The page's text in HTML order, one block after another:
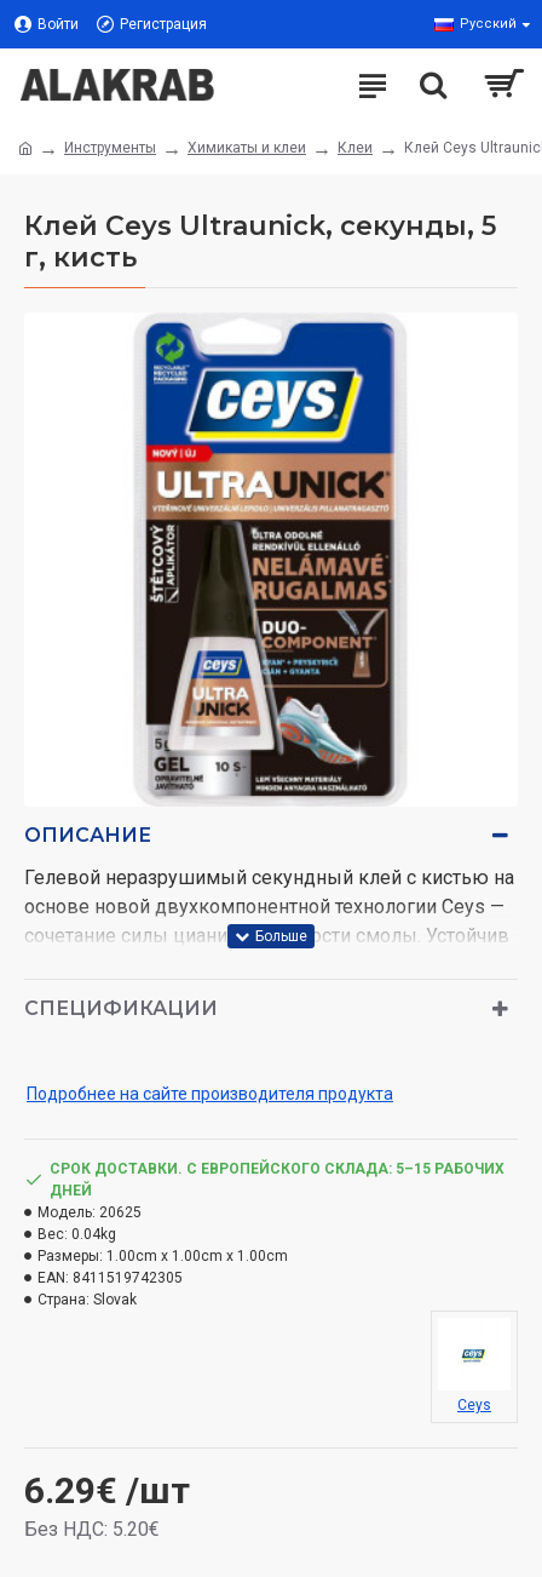
Войти Регистрация Русский
Инструменты Химикаты и клеи Клеи Клей Ceys
Клей Ceys Ultraunick, секунды, 5
г, кисть
ОПИСАНИЕ
Гелевой неразрушимый секундный клей с кистью на
основе новой двухкомпонентной технологии Ceys —
сочетание силы цианида и гибкости смолы. Устойчив
применения. Гель для вертикального склеивания и
отслаивается.
СПЕЦИФИКАЦИИ
Подробнее на сайте производителя продукта
6.29€ /шт
Без НДС: 5.20€
СРОК ДОСТАВКИ. С ЕВРОПЕЙСКОГО СКЛАДА: 5–15 РАБОЧИХ
ДНЕЙ
Модель: 20625
Вес: 0.04kg
Размеры: 1.00cm x 1.00cm x 1.00cm
EAN: 8411519742305
Страна: Slovak
Ceys